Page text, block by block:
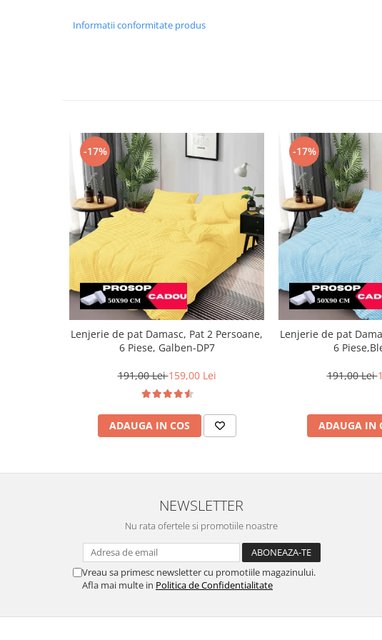
Informatii conformitate produs
-17%
Lenjerie de pat Damasc, Pat 2 Persoane,
6 Piese, Galben-DP7
191,00 Lei159,00 Lei
ADAUGA IN COS
-17%
Lenjerie de pat
6
191,00 Lei
ADAUGA IN
NEWSLETTER
Nu rata ofertele si promotiile noastre
Vreau sa primesc newsletter cu promotiile magazinului.
Afla mai multe in Politica de Confidentialitate